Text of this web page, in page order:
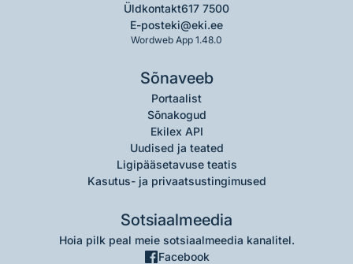
Üldkontakt617 7500
E-posteki@eki.ee
Wordweb App 1.48.0
Sõnaveeb
Portaalist
Sõnakogud
Ekilex API
Uudised ja teated
Ligipääsetavuse teatis
Kasutus- ja privaatsustingimused
Sotsiaalmeedia
Hoia pilk peal meie sotsiaalmeedia kanalitel.
Facebook